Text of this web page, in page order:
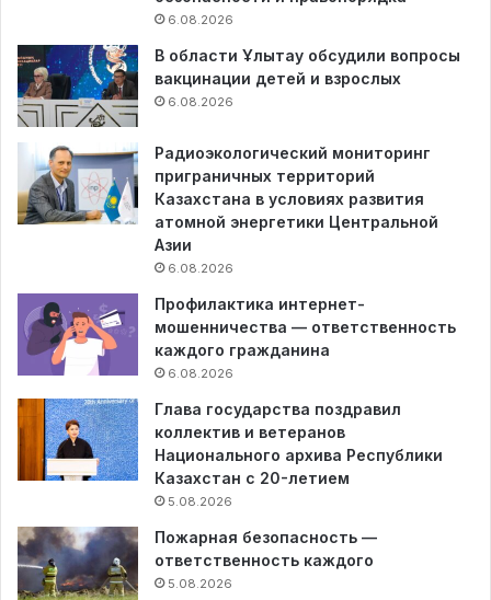
6.08.2026
В области Ұлытау обсудили вопросы
вакцинации детей и взрослых
6.08.2026
Радиоэкологический мониторинг
приграничных территорий
Казахстана в условиях развития
атомной энергетики Центральной
Азии
6.08.2026
Профилактика интернет-
мошенничества — ответственность
каждого гражданина
6.08.2026
Глава государства поздравил
коллектив и ветеранов
Национального архива Республики
Казахстан с 20-летием
5.08.2026
Пожарная безопасность —
ответственность каждого
5.08.2026